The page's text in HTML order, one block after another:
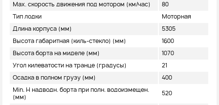
Max. скорость движения под мотором (км/час) 80
Тип лодки Моторная
Длина корпуса (мм) 5305
Высота габаритная (киль-стекло) (мм) 1600
Высота борта на миделе (мм) 1070
Угол килеватости на транце (градусы) 21
Осадка в полном грузу (мм) 400
Min. H надводн. борта при полн. водоизмещен.
(мм)
520